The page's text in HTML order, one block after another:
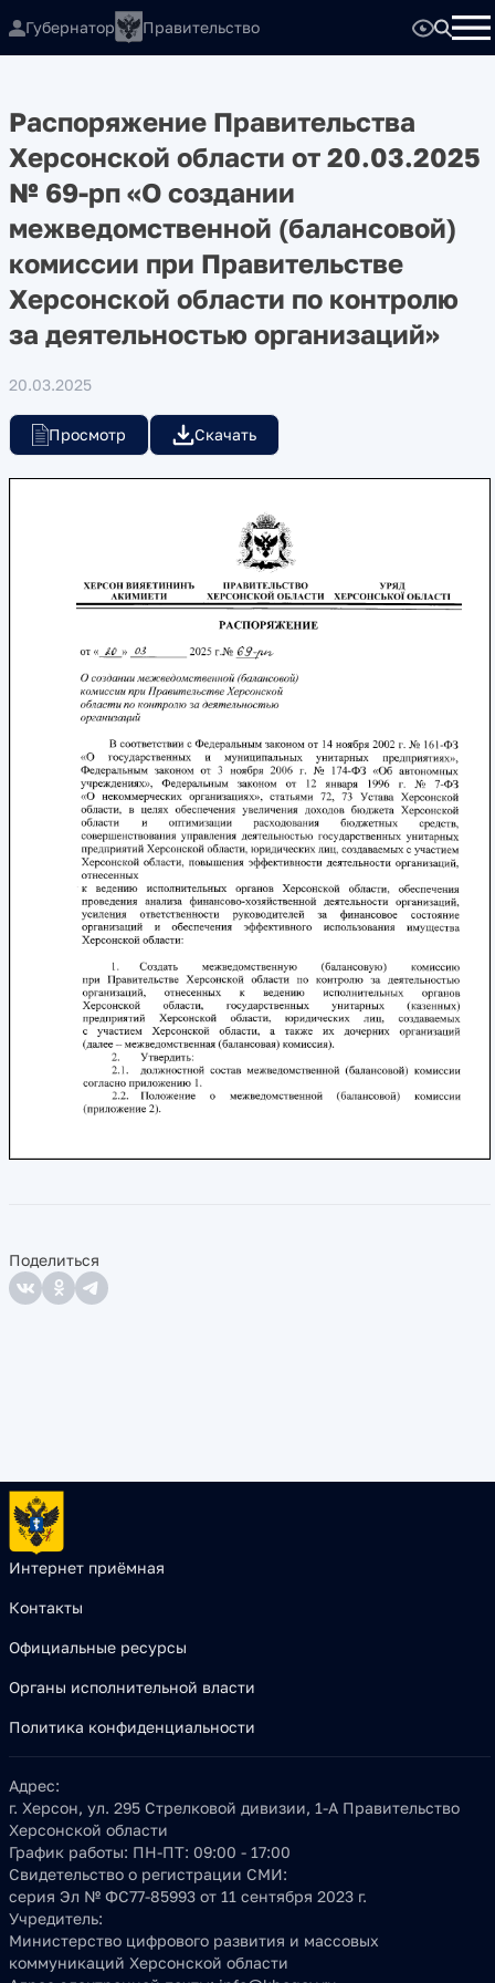
Губернатор Правительство
Распоряжение Правительства
Херсонской области от 20.03.2025
№ 69-рп «О создании
межведомственной (балансовой)
комиссии при Правительстве
Херсонской области по контролю
за деятельностью организаций»
20.03.2025
Просмотр Скачать
Поделиться
Интернет приёмная
Контакты
Официальные ресурсы
Органы исполнительной власти
Политика конфиденциальности
Адрес:
г. Херсон, ул. 295 Стрелковой дивизии, 1-А Правительство
Херсонской области
График работы: ПН-ПТ: 09:00 - 17:00
Свидетельство о регистрации СМИ:
серия Эл № ФС77-85993 от 11 сентября 2023 г.
Учредитель:
Министерство цифрового развития и массовых
коммуникаций Херсонской области